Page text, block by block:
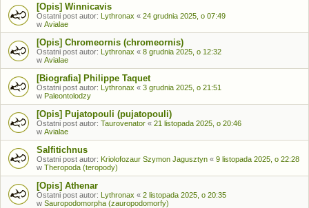
[Opis] Winnicavis
Ostatni post autor: Lythronax « 24 grudnia 2025, o 07:49
w Avialae
[Opis] Chromeornis (chromeornis)
Ostatni post autor: Lythronax « 8 grudnia 2025, o 12:32
w Avialae
[Biografia] Philippe Taquet
Ostatni post autor: Lythronax « 3 grudnia 2025, o 21:51
w Paleontolodzy
[Opis] Pujatopouli (pujatopouli)
Ostatni post autor: Taurovenator « 21 listopada 2025, o 20:46
w Avialae
Salfitichnus
Ostatni post autor: Kriolofozaur Szymon Jagusztyn « 9 listopada 2025, o 22:28
w Theropoda (teropody)
[Opis] Athenar
Ostatni post autor: Lythronax « 2 listopada 2025, o 20:35
w Sauropodomorpha (zauropodomorfy)